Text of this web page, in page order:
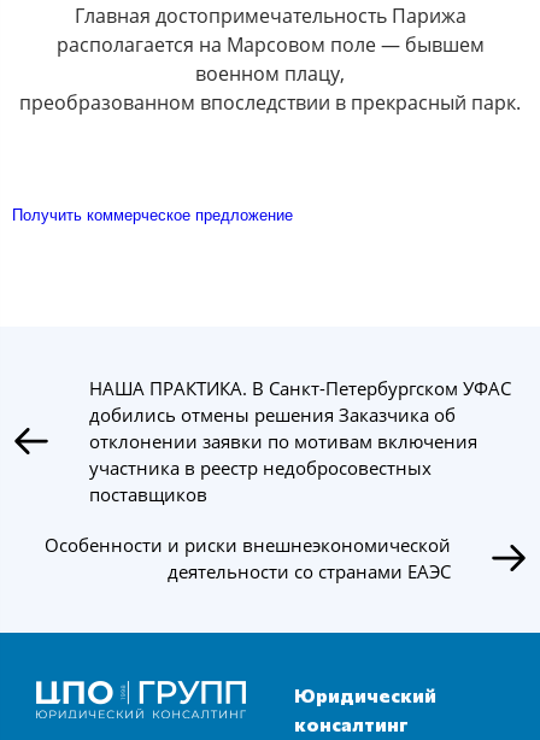
Главная достопримечательность Парижа
располагается на Марсовом поле — бывшем
военном плацу,
преобразованном впоследствии в прекрасный парк.
Получить коммерческое предложение
НАША ПРАКТИКА. В Санкт-Петербургском УФАС
добились отмены решения Заказчика об
отклонении заявки по мотивам включения
участника в реестр недобросовестных
поставщиков
Особенности и риски внешнеэкономической
деятельности со странами ЕАЭС
Юридический
консалтинг